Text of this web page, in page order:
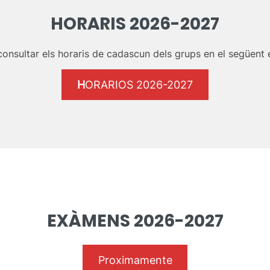
HORARIS 2026-2027
els horaris de cadascun dels grups en el següent
HORARIOS 2026-2027
EXÀMENS 2026-2027
Proximamente